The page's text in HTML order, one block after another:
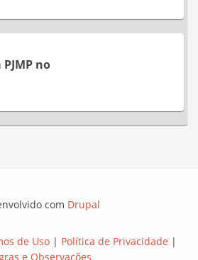
no
com Drupal
de Uso| Política de Privacidade |
e Observações